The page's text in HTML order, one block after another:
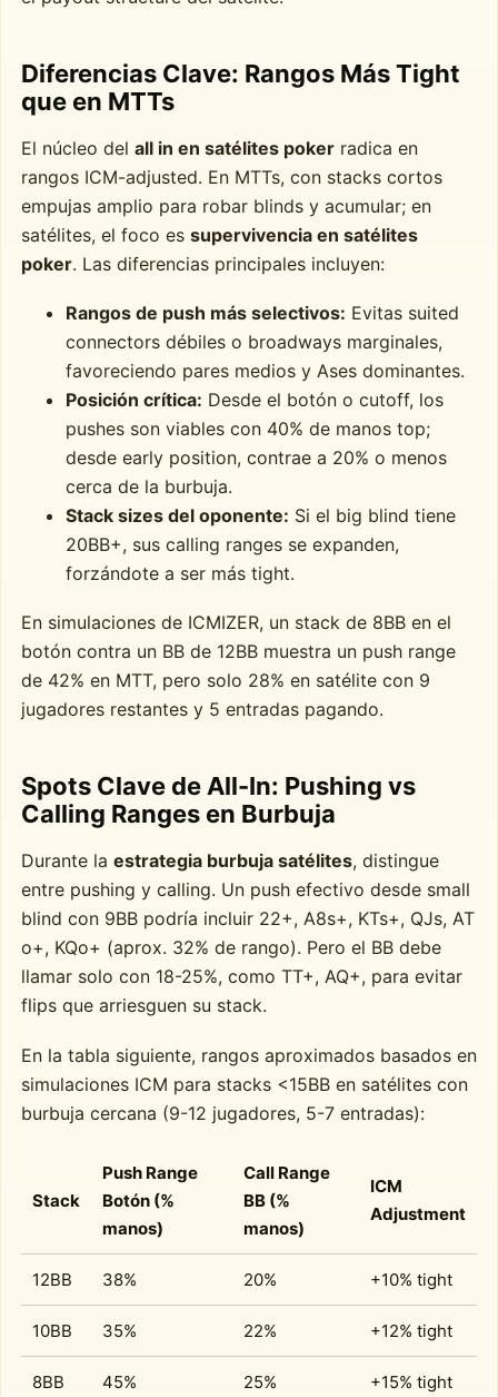
Diferencias Clave: Rangos Más Tight
que en MTTs
El núcleo del all in en satélites poker radica en
rangos ICM-adjusted. En MTTs, con stacks cortos
empujas amplio para robar blinds y acumular; en
satélites, el foco es supervivencia en satélites
poker. Las diferencias principales incluyen:
Rangos de push más selectivos: Evitas suited
connectors débiles o broadways marginales,
favoreciendo pares medios y Ases dominantes.
Posición crítica: Desde el botón o cutoff, los
pushes son viables con 40% de manos top;
desde early position, contrae a 20% o menos
cerca de la burbuja.
Stack sizes del oponente: Si el big blind tiene
20BB+, sus calling ranges se expanden,
forzándote a ser más tight.
En simulaciones de ICMIZER, un stack de 8BB en el
botón contra un BB de 12BB muestra un push range
de 42% en MTT, pero solo 28% en satélite con 9
jugadores restantes y 5 entradas pagando.
Spots Clave de All-In: Pushing vs
Calling Ranges en Burbuja
Durante la estrategia burbuja satélites, distingue
entre pushing y calling. Un push efectivo desde small
blind con 9BB podría incluir 22+, A8s+, KTs+, QJs, AT
o+, KQo+ (aprox. 32% de rango). Pero el BB debe
llamar solo con 18-25%, como TT+, AQ+, para evitar
flips que arriesguen su stack.
En la tabla siguiente, rangos aproximados basados en
simulaciones ICM para stacks <15BB en satélites con
burbuja cercana (9-12 jugadores, 5-7 entradas):
Stack
Push Range
Botón (%
manos)
Call Range
BB (%
manos)
ICM
Adjustment
12BB 38% 20% +10% tight
10BB 35% 22% +12% tight
8BB 45% 25% +15% tight